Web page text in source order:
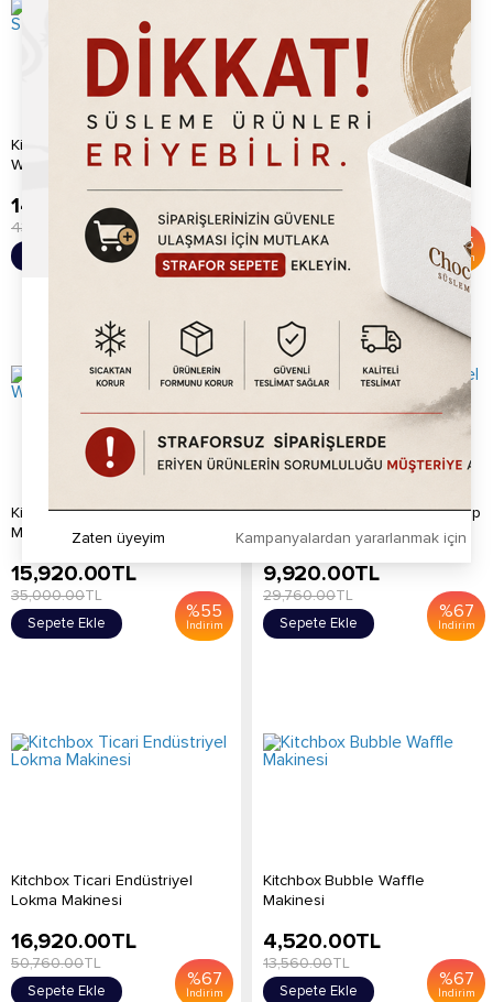
Kitchbox Ticari Endüstriyel Stick
Waffle Makinesi
%66
İndirim
14,920.00TL
43,560.00 TL
Sepete Ekle
Kitchpro Bubble Waffle
Makinesi
55
İndirim
15,920.00 TL
35,000.00
Sepete Ekle
Kitchpro Ticari Bubble Waffle
Makinesi
%55
İndirim
15,920.00TL
35,000.00TL
Sepete Ekle
Kitchbox Ticari Endüstriyel Krep
Makinesi
%67
İndirim
9,920.00TL
29,760.00TL
Sepete Ekle
Kitchbox Ticari Endüstriyel
Lokma Makinesi
%67
İndirim
16,920.00TL
50,760.00TL
Sepete Ekle
Kitchbox Bubble Waffle
Makinesi
%67
İndirim
4,520.00TL
13,560.00TL
Sepete Ekle
Kampanyalardan yararlanmak için
Zaten üyeyim